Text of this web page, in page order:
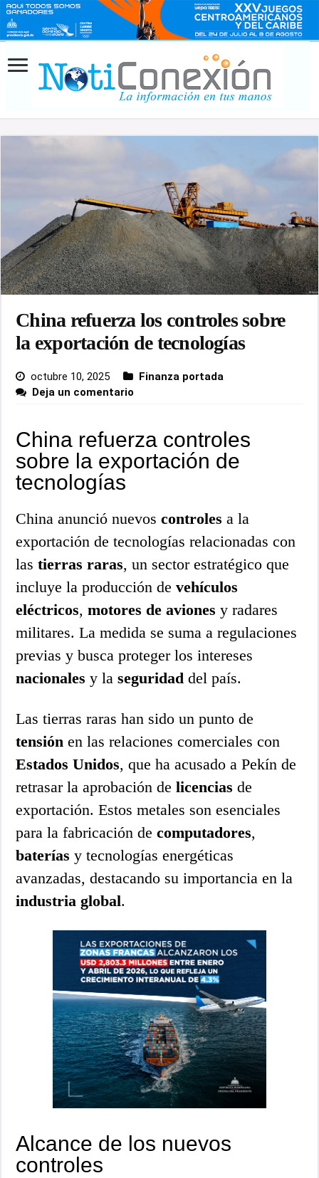
China refuerza los controles sobre
la exportación de tecnologías
octubre 10, 2025
Finanza portada
Deja un comentario
China refuerza controles
sobre la exportación de
tecnologías
China anunció nuevoscontroles a la
exportación de tecnologías relacionadas con
lastierras raras, un sector estratégico que
incluye la producción devehículos
eléctricos,motores de aviones y radares
militares. La medida se suma a regulaciones
previas y busca proteger los intereses
nacionales y laseguridad del país.
Las tierras raras han sido un punto de
tensión en las relaciones comerciales con
Estados Unidos, que ha acusado a Pekín de
retrasar la aprobación delicencias de
exportación. Estos metales son esenciales
para la fabricación decomputadores,
baterías y tecnologías energéticas
avanzadas, destacando su importancia en la
industria global.
Alcance de los nuevos
controles